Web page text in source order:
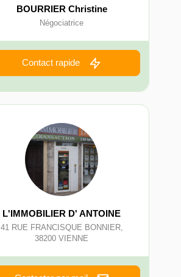
BOURRIER Christine
Négociatrice
Contact rapide
L'IMMOBILIER D' ANTOINE
41 RUE FRANCISQUE BONNIER,
38200 VIENNE